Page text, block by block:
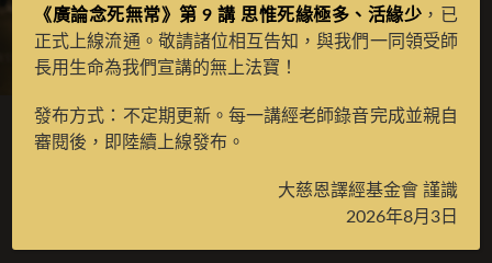
> 月光藏 > 譯場檀越名錄
極白增上意樂提問
《廣論念死無常》第 9 講 思惟死緣極多、活緣少 ，已
正式上線流通。敬請諸位相互告知，與我們一同領受師
長用生命為我們宣講的無上法寶！
發布方式：不定期更新。每一講經老師錄音完成並親自
審閱後，即陸續上線發布。
大慈恩譯經基金會 謹識
2026年8月3日